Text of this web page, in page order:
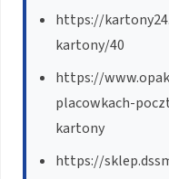
https://
kartony/40
https://
placowkach-
kartony
https://